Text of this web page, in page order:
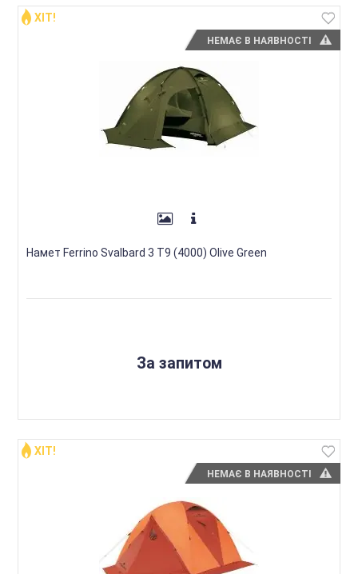
НЕМАЄ В НАЯВНОСТІ
ХІТ!
Намет Ferrino Svalbard 3 T9 (4000) Olive Green
За запитом
НЕМАЄ В НАЯВНОСТІ
ХІТ!